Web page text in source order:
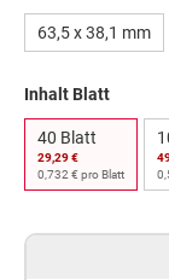
63,5 x 38,1 mm
Inhalt Blatt
40 Blatt
29,29 €
0,732 € pro Blatt